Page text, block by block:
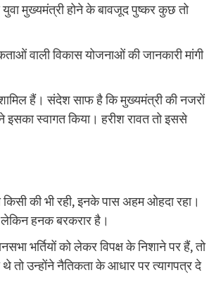
युवा मुख्यमंत्री होने के बावजूद पुष्कर कुछ तो
वाली विकास योजनाओं की जानकारी मांगी
हैं। संदेश साफ है कि मुख्यमंत्री की नजरों
इसका स्वागत किया। हरीश रावत तो इससे
की भी रही, इनके पास अहम ओहदा रहा।
लेकिन हनक बरकरार है।
भर्तियों को लेकर विपक्ष के निशाने पर हैं, तो
उन्होंने नैतिकता के आधार पर त्यागपत्र दे